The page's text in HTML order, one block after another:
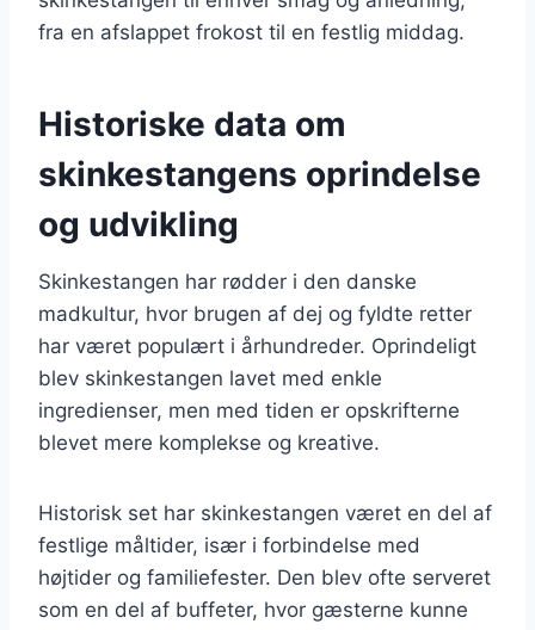
fra en afslappet frokost til en festlig middag.
Historiske data om
skinkestangens oprindelse
og udvikling
Skinkestangen har rødder i den danske
madkultur, hvor brugen af dej og fyldte retter
har været populært i århundreder. Oprindeligt
blev skinkestangen lavet med enkle
ingredienser, men med tiden er opskrifterne
blevet mere komplekse og kreative.
Historisk set har skinkestangen været en del af
festlige måltider, især i forbindelse med
højtider og familiefester. Den blev ofte serveret
som en del af buffeter, hvor gæsterne kunne